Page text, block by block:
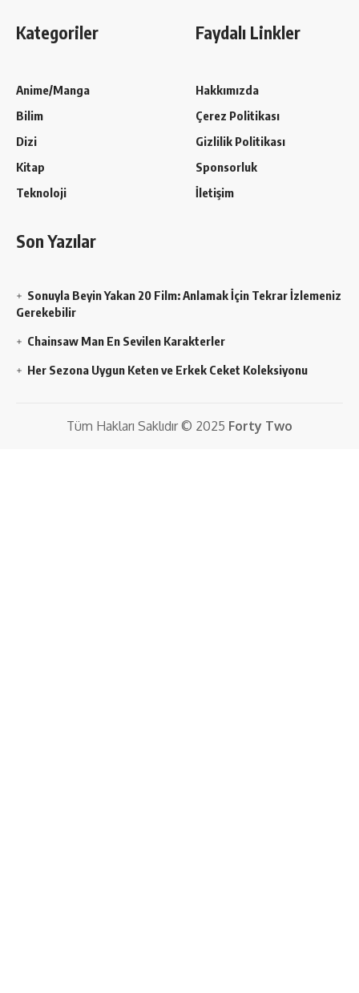
Kategoriler
Anime/Manga
Bilim
Dizi
Kitap
Teknoloji
Faydalı Linkler
Hakkımızda
Çerez Politikası
Gizlilik Politikası
Sponsorluk
İletişim
Son Yazılar
Sonuyla Beyin Yakan 20 Film: Anlamak İçin Tekrar İzlemeniz
Gerekebilir
Chainsaw Man En Sevilen Karakterler
Her Sezona Uygun Keten ve Erkek Ceket Koleksiyonu
Tüm Hakları Saklıdır © 2025 Forty Two